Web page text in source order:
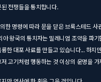
전쟁들을 통치합니다.
한 명령에 따라 문을 닫은 브룩스테드
아 왕국의 통치자는 밀레니엄 조약을 파
한 대포 사료를 만들고 있습니다... 하지
고기처럼 행동하는 것 이상의 운명을